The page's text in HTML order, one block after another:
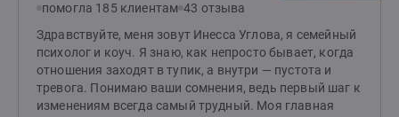
помогла 185 клиентам 43 отзыва
Здравствуйте, меня зовут Инесса Углова, я семейный
психолог и коуч. Я знаю, как непросто бывает, когда
отношения заходят в тупик, а внутри — пустота и
тревога. Понимаю ваши сомнения, ведь первый шаг к
изменениям всегда самый трудный. Моя главная